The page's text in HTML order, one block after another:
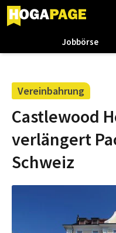
Jobbörse
Vereinbahrung
Castlewood
verlängert
Schweiz